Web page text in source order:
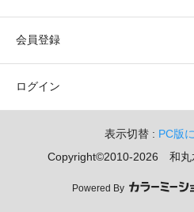
会員登録
ログイン
表示切替 : PC版
Copyright©2010-2026 和
Powered By